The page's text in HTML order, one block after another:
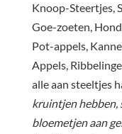
Knoop-Steertjes,
Goe-zoeten,
Pot-appels,
Appels,
alle aan steeltjes
kruintjen hebben,
bloemetjen aan